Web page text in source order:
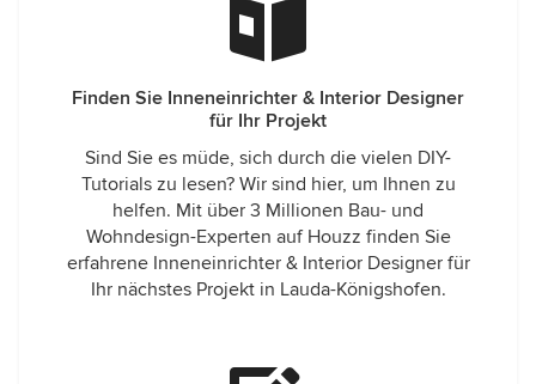
Finden Sie Inneneinrichter & Interior Designer
für Ihr Projekt
Sind Sie es müde, sich durch die vielen DIY-
Tutorials zu lesen? Wir sind hier, um Ihnen zu
helfen. Mit über 3 Millionen Bau- und
Wohndesign-Experten auf Houzz finden Sie
erfahrene Inneneinrichter & Interior Designer für
Ihr nächstes Projekt in Lauda-Königshofen.